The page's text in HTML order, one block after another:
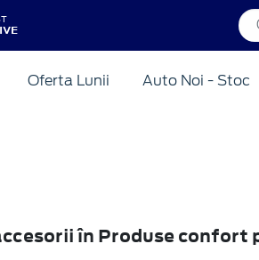
Oferta Lunii Auto Noi - Stoc
în Produse